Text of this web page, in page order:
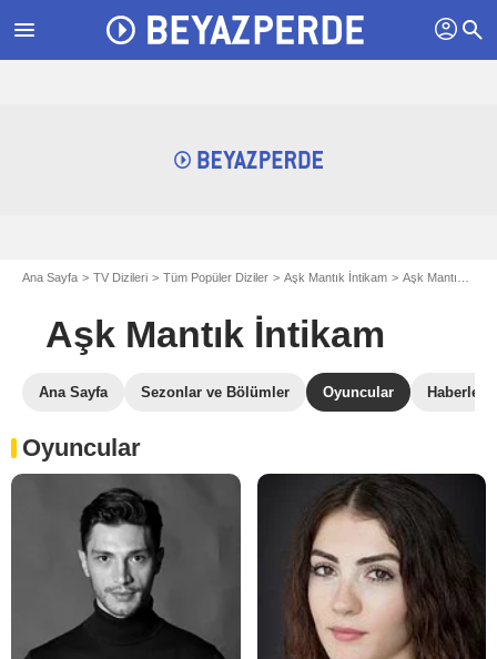
menu profil search
Ana Sayfa TV Dizileri Tüm Popüler Diziler Aşk Mantık İntikam Aşk Mantık İntikam S01
Aşk Mantık İntikam
Ana Sayfa Sezonlar ve Bölümler Oyuncular Haberler
Oyuncular